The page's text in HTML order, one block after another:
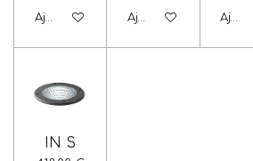
Ajouter au panierAjouter au panier
IN S